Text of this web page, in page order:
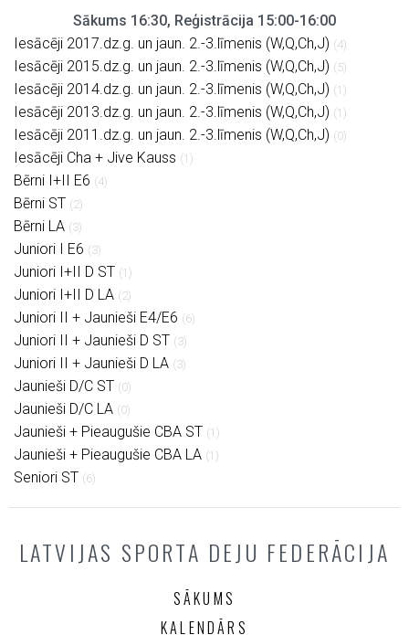
Sākums 16:30, Reģistrācija 15:00-16:00
Iesācēji 2017.dz.g. un jaun. 2.-3.līmenis (W,Q,Ch,J) (4)
Iesācēji 2015.dz.g. un jaun. 2.-3.līmenis (W,Q,Ch,J) (5)
Iesācēji 2014.dz.g. un jaun. 2.-3.līmenis (W,Q,Ch,J) (1)
Iesācēji 2013.dz.g. un jaun. 2.-3.līmenis (W,Q,Ch,J) (1)
Iesācēji 2011.dz.g. un jaun. 2.-3.līmenis (W,Q,Ch,J) (0)
Iesācēji Cha + Jive Kauss (1)
Bērni I+II E6 (4)
Bērni ST (2)
Bērni LA (3)
Juniori I E6 (3)
Juniori I+II D ST (1)
Juniori I+II D LA (2)
Juniori II + Jaunieši E4/E6 (6)
Juniori II + Jaunieši D ST (3)
Juniori II + Jaunieši D LA (3)
Jaunieši D/C ST (0)
Jaunieši D/C LA (0)
Jaunieši + Pieaugušie CBA ST (1)
Jaunieši + Pieaugušie CBA LA (1)
Seniori ST (6)
LATVIJAS SPORTA DEJU FEDERĀCIJA
SĀKUMS
KALENDĀRS